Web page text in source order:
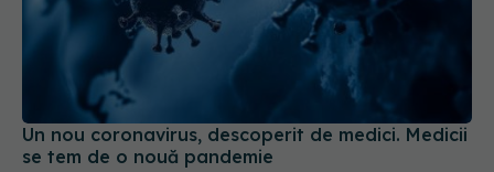
Un nou coronavirus, descoperit de medici. Medicii
se tem de o nouă pandemie
30 oct 2025, 10:29